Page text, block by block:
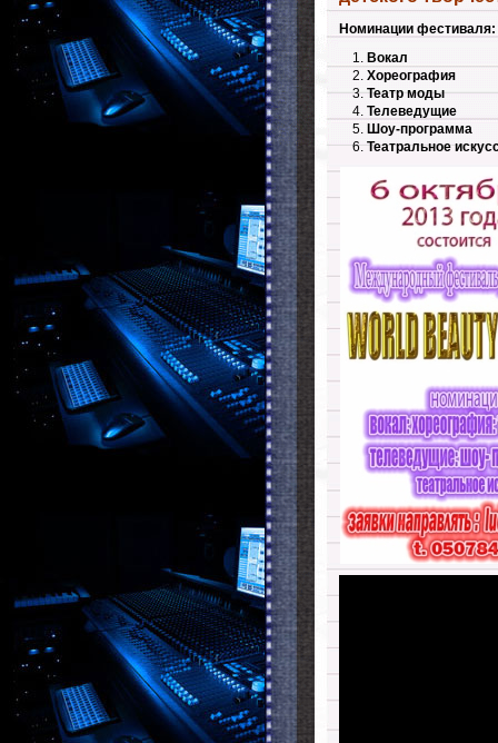
Номинации фестиваля:
Вокал
Хореография
Театр моды
Телеведущие
Шоу-программа
Театральное